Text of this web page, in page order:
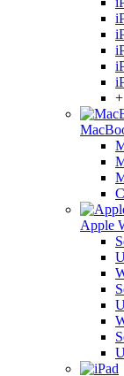
Apple